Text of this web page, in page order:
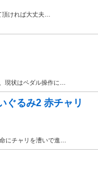
ければ大丈夫…
現状はペダル操作に…
ぐるみ2 赤チャリ
にチャリを漕いで進…